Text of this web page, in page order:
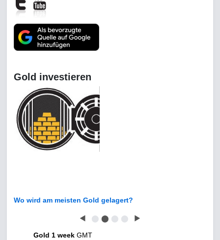
Gold investieren
Wo wird am meisten Gold gelagert?
◀ ⬤ ⬤ ⬤ ⬤ ▶
Gold 1 week GMT